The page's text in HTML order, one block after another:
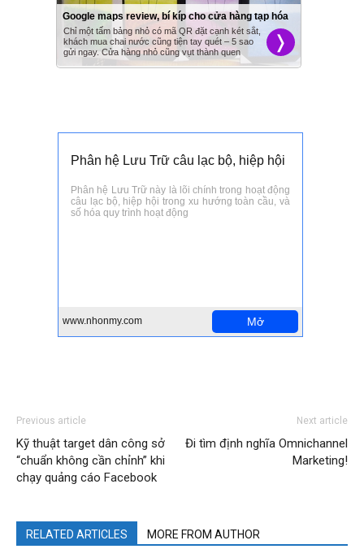
Previous article
Kỹ thuật target dân công sở
“chuẩn không cần chỉnh” khi
chạy quảng cáo Facebook
Next article
Đi tìm định nghĩa Omnichannel
Marketing!
RELATED ARTICLES MORE FROM AUTHOR